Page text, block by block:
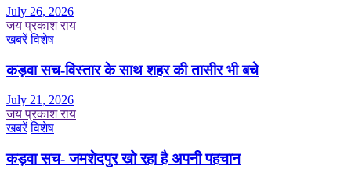
July 26, 2026
जय प्रकाश राय
खबरें विशेष
कड़वा सच-विस्तार के साथ शहर की तासीर भी बचे
July 21, 2026
जय प्रकाश राय
खबरें विशेष
कड़वा सच- जमशेदपुर खो रहा है अपनी पहचान